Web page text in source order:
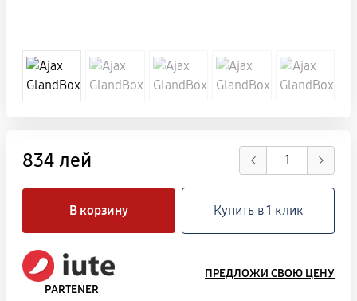
834 лей
В корзину Купить в 1 клик
PARTENER
ПРЕДЛОЖИ СВОЮ ЦЕНУ